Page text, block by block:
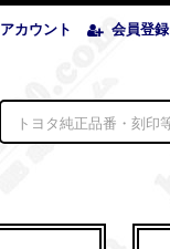
アカウント 会員登録